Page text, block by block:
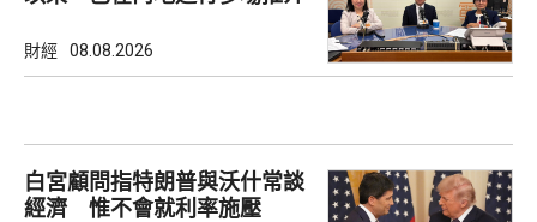
財經 08.08.2026
白宮顧問指特朗普與沃什常談
經濟 惟不會就利率施壓